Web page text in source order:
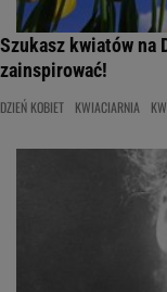
Szukasz kwiatów na
zainspirować!
DZIEŃ KOBIET KWIACIARNIA